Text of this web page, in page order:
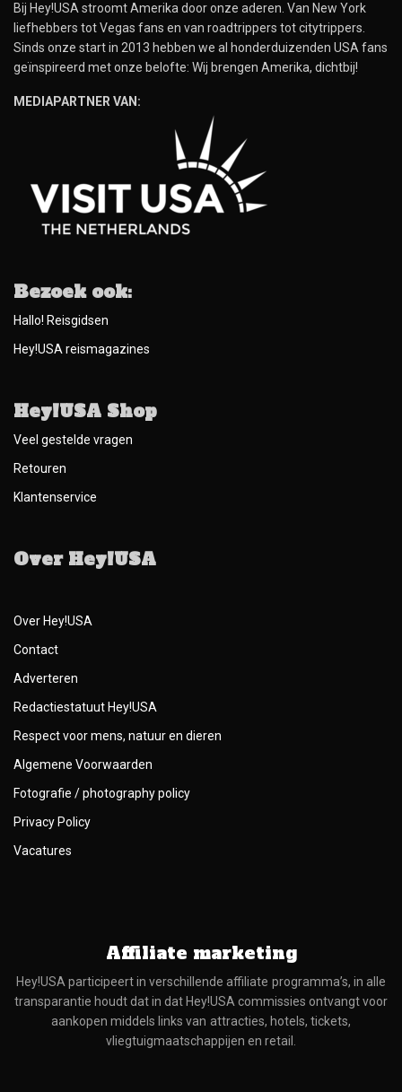
Bij Hey!USA stroomt Amerika door onze aderen. Van New York
liefhebbers tot Vegas fans en van roadtrippers tot citytrippers.
Sinds onze start in 2013 hebben we al honderduizenden USA fans
geïnspireerd met onze belofte: Wij brengen Amerika, dichtbij!
MEDIAPARTNER VAN:
Bezoek ook:
Hallo! Reisgidsen
Hey!USA reismagazines
Hey!USA Shop
Veel gestelde vragen
Retouren
Klantenservice
Over Hey!USA
Over Hey!USA
Contact
Adverteren
Redactiestatuut Hey!USA
Respect voor mens, natuur en dieren
Algemene Voorwaarden
Fotografie / photography policy
Privacy Policy
Vacatures
Affiliate marketing
Hey!USA participeert in verschillende affiliate programma’s, in alle
transparantie houdt dat in dat Hey!USA commissies ontvangt voor
aankopen middels links van attracties, hotels, tickets,
vliegtuigmaatschappijen en retail.